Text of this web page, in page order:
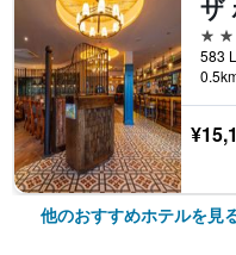
4つ
他のおすすめホテルを見